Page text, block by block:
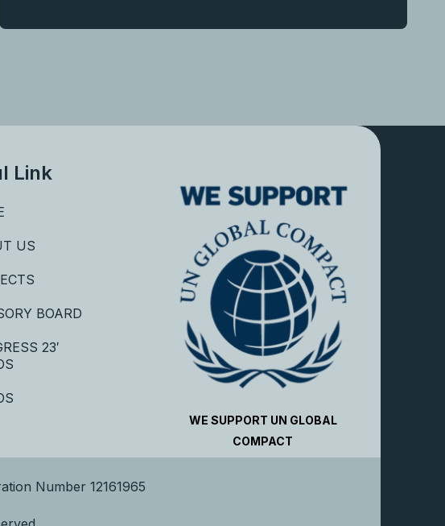
Link
US
BOARD
23′
WE SUPPORT UN GLOBAL
COMPACT
Number 12161965